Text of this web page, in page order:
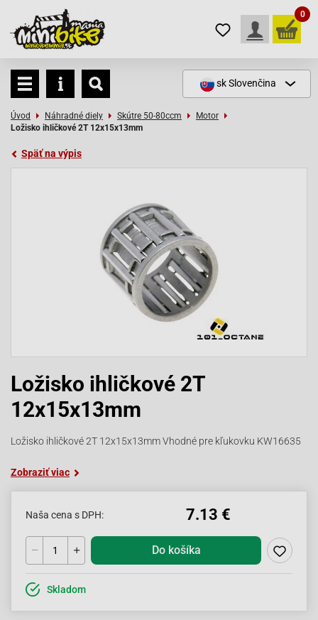
0
skSlovenčina
Úvod Náhradné diely Skútre 50-80ccm
Motor
Ložisko ihličkové 2T 12x15x13mm
Späť na výpis
Ložisko ihličkové 2T
12x15x13mm
Ložisko ihličkové 2T 12x15x13mm Vhodné pre kľukovku KW16635
Zobraziť viac
Naša cena s DPH: 7.13 €
Do košíka
Skladom